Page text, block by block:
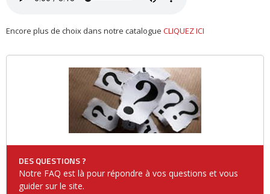
Encore plus de choix dans notre catalogue CLIQUEZ ICI
DES QUESTIONS ?
Notre FAQ est là pour répondre à vos questions et vous
guider sur le site.